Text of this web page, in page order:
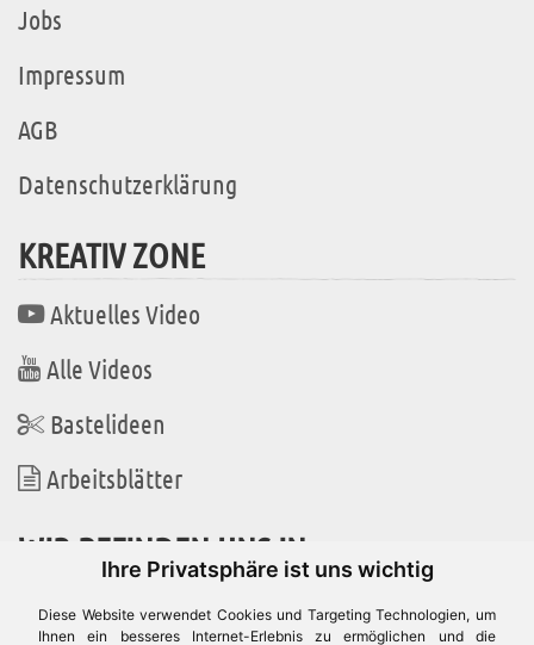
Ihre Privatsphäre ist uns wichtig
Diese Website verwendet Cookies und Targeting Technologien, um
Ihnen ein besseres Internet-Erlebnis zu ermöglichen und die
Jobs
Impressum
AGB
Datenschutzerklärung
KREATIV ZONE
Aktuelles Video
Alle Videos
Bastelideen
Arbeitsblätter
WIR BEFINDEN UNS IN